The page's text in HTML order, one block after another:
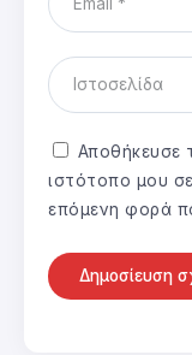
Αποθήκευσε
ιστότοπο μου
επόμενη φορά